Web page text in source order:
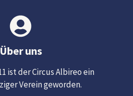
Über uns
ist der Circus Albireo ein
Verein geworden.